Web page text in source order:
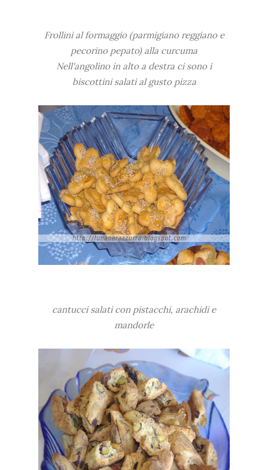
Frollini al formaggio (parmigiano reggiano e
pecorino pepato) alla curcuma
Nell'angolino in alto a destra ci sono i
biscottini salati al gusto pizza
cantucci salati con pistacchi, arachidi e
mandorle